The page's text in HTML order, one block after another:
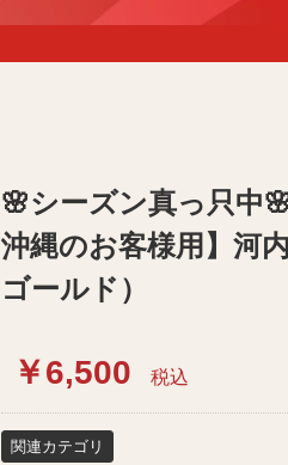
🌸シーズン真っ只中
沖縄のお客様用】河
ゴールド）
￥6,500 税込
関連カテゴリ